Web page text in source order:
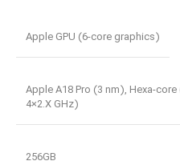
Apple GPU (6-core graphics)
Apple A18 Pro (3 nm), Hexa-core
4×2.X GHz)
256GB